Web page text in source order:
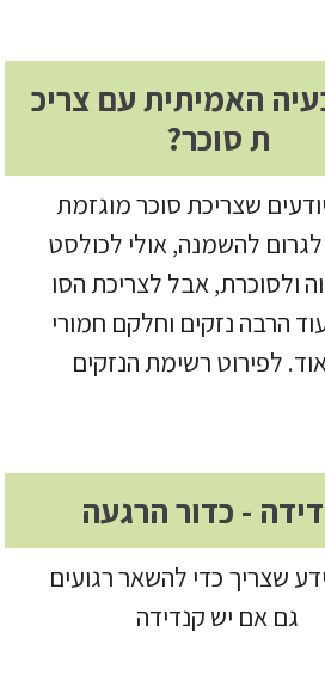
האמיתית עם צריכ
ת סוכר?
יודעים שצריכת סוכר מוגזמת
להשמנה, אולי לכולסט
ולסוכרת, אבל לצריכת הסו
הרבה נזקים וחלקם חמורי
לפירוט רשימת הנזקים
- כדור הרגעה
שצריך כדי להשאר רגועים
גם אם יש קנדידה